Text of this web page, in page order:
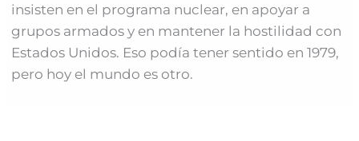
insisten en el programa nuclear, en apoyar a
grupos armados y en mantener la hostilidad con
Estados Unidos. Eso podía tener sentido en 1979,
pero hoy el mundo es otro.